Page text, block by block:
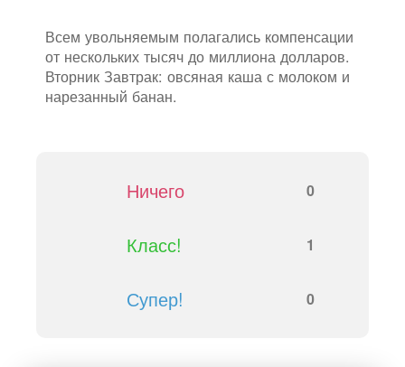
Всем увольняемым полагались компенсации
от нескольких тысяч до миллиона долларов.
Вторник Завтрак: овсяная каша с молоком и
нарезанный банан.
Ничего 0
Класс! 1
Супер! 0